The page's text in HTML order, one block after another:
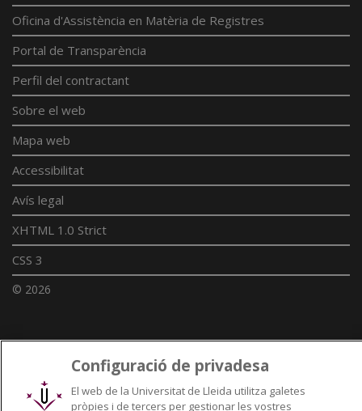
Oficina d'Assistència en Matèria de Registres
Portal de Transparència
Perfil del contractant
Sobre el web
Mapa web
Accessibilitat
Avís legal
XHTML 1.0 Strict
CSS 3
© 2026
Enllaços UdL
Xarxes universitàries
Configuració de privadesa
El web de la Universitat de Lleida utilitza galetes
pròpies i de tercers per gestionar les vostres